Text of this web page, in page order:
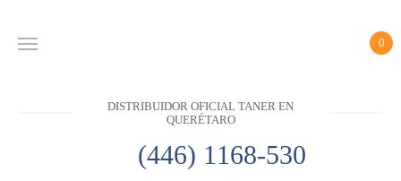
0
DISTRIBUIDOR OFICIAL TANER EN
QUERÉTARO
(446) 1168-530